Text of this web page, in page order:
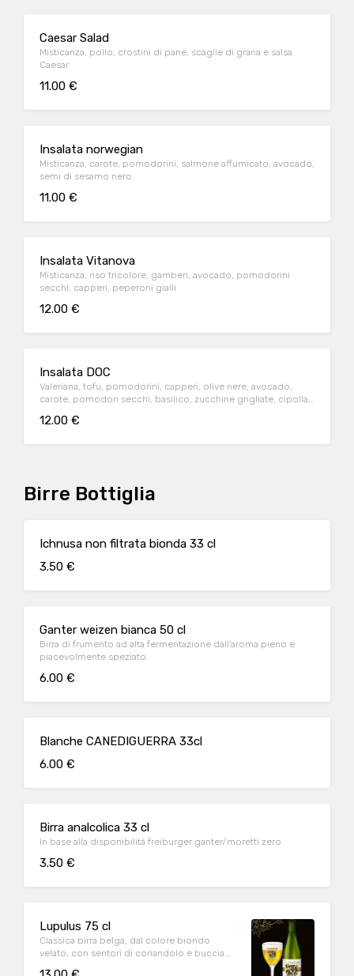
Caesar Salad
Misticanza, pollo, crostini di pane, scaglie di grana e salsa
Caesar
11.00 €
Insalata norwegian
Misticanza, carote, pomodorini, salmone affumicato, avocado,
semi di sesamo nero
11.00 €
Insalata Vitanova
Misticanza, riso tricolore, gamberi, avocado, pomodorini
secchi, capperi, peperoni gialli
12.00 €
Insalata DOC
Valeriana, tofu, pomodorini, capperi, olive nere, avocado,
carote, pomodori secchi, basilico, zucchine grigliate, cipolla
12.00 €
Birre Bottiglia
Ichnusa non filtrata bionda 33 cl
3.50 €
Ganter weizen bianca 50 cl
Birra di frumento ad alta fermentazione dall'aroma pieno e
piacevolmente speziato.
6.00 €
Blanche CANEDIGUERRA 33cl
6.00 €
Birra analcolica 33 cl
In base alla disponibilità freiburger ganter/moretti zero
3.50 €
Lupulus 75 cl
Classica birra belga, dal colore biondo
velato, con sentori di coriandolo e buccia